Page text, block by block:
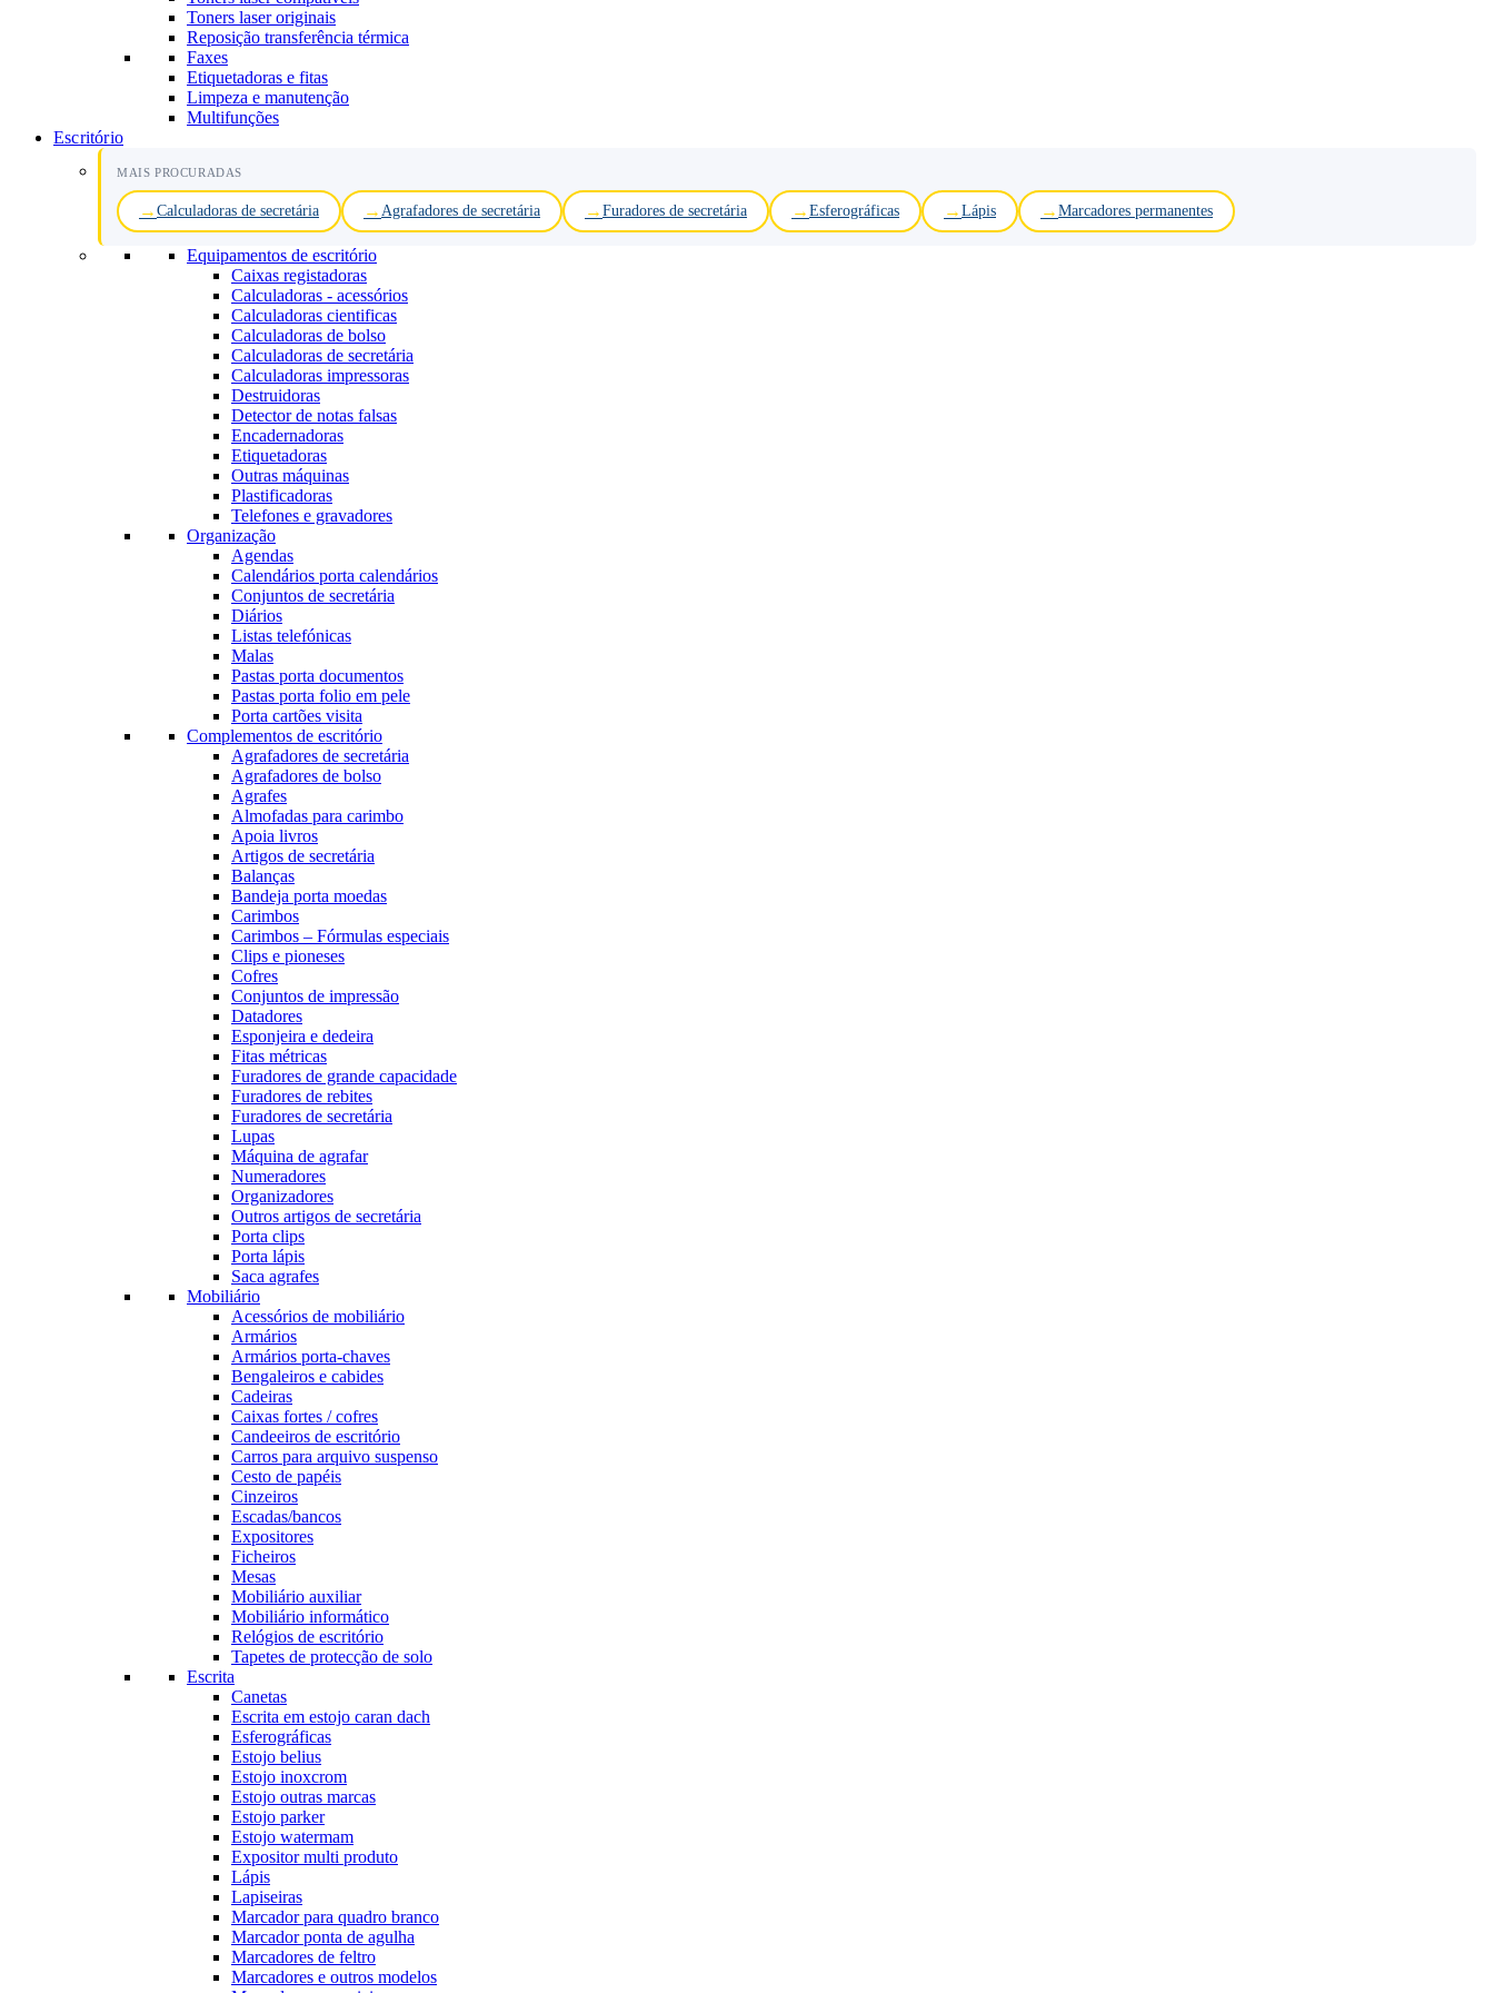
Toners laser originais
Reposição transferência térmica
Faxes
Etiquetadoras e fitas
Limpeza e manutenção
Multifunções
Escritório
MAIS PROCURADAS
Calculadoras de secretária Agrafadores de secretária Furadores de secretária Esferográficas Lápis Marcadores permanentes
Equipamentos de escritório
Caixas registadoras
Calculadoras - acessórios
Calculadoras cientificas
Calculadoras de bolso
Calculadoras de secretária
Calculadoras impressoras
Destruidoras
Detector de notas falsas
Encadernadoras
Etiquetadoras
Outras máquinas
Plastificadoras
Telefones e gravadores
Organização
Agendas
Calendários porta calendários
Conjuntos de secretária
Diários
Listas telefónicas
Malas
Pastas porta documentos
Pastas porta folio em pele
Porta cartões visita
Complementos de escritório
Agrafadores de secretária
Agrafadores de bolso
Agrafes
Almofadas para carimbo
Apoia livros
Artigos de secretária
Balanças
Bandeja porta moedas
Carimbos
Carimbos – Fórmulas especiais
Clips e pioneses
Cofres
Conjuntos de impressão
Datadores
Esponjeira e dedeira
Fitas métricas
Furadores de grande capacidade
Furadores de rebites
Furadores de secretária
Lupas
Máquina de agrafar
Numeradores
Organizadores
Outros artigos de secretária
Porta clips
Porta lápis
Saca agrafes
Mobiliário
Acessórios de mobiliário
Armários
Armários porta-chaves
Bengaleiros e cabides
Cadeiras
Caixas fortes / cofres
Candeeiros de escritório
Carros para arquivo suspenso
Cesto de papéis
Cinzeiros
Escadas/bancos
Expositores
Ficheiros
Mesas
Mobiliário auxiliar
Mobiliário informático
Relógios de escritório
Tapetes de protecção de solo
Escrita
Canetas
Escrita em estojo caran dach
Esferográficas
Estojo belius
Estojo inoxcrom
Estojo outras marcas
Estojo parker
Estojo watermam
Expositor multi produto
Lápis
Lapiseiras
Marcador para quadro branco
Marcador ponta de agulha
Marcadores de feltro
Marcadores e outros modelos